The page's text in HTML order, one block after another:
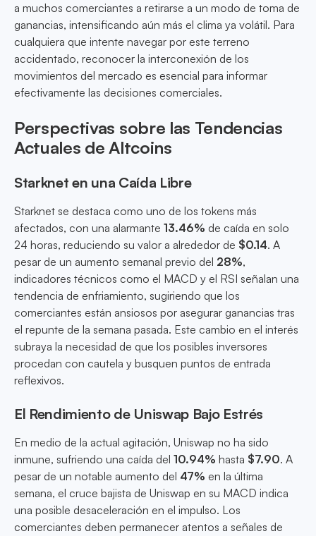
a muchos comerciantes a retirarse a un modo de toma de
ganancias, intensificando aún más el clima ya volátil. Para
cualquiera que intente navegar por este terreno
accidentado, reconocer la interconexión de los
movimientos del mercado es esencial para informar
efectivamente las decisiones comerciales.
Perspectivas sobre las Tendencias
Actuales de Altcoins
Starknet en una Caída Libre
Starknet se destaca como uno de los tokens más
afectados, con una alarmante 13.46% de caída en solo
24 horas, reduciendo su valor a alrededor de $0.14. A
pesar de un aumento semanal previo del 28%,
indicadores técnicos como el MACD y el RSI señalan una
tendencia de enfriamiento, sugiriendo que los
comerciantes están ansiosos por asegurar ganancias tras
el repunte de la semana pasada. Este cambio en el interés
subraya la necesidad de que los posibles inversores
procedan con cautela y busquen puntos de entrada
reflexivos.
El Rendimiento de Uniswap Bajo Estrés
En medio de la actual agitación, Uniswap no ha sido
inmune, sufriendo una caída del 10.94% hasta $7.90. A
pesar de un notable aumento del 47% en la última
semana, el cruce bajista de Uniswap en su MACD indica
una posible desaceleración en el impulso. Los
comerciantes deben permanecer atentos a señales de